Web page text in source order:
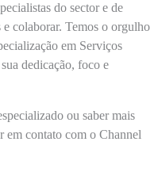
do sector e de
colaborar. Temos o orgulho
em Serviços
dedicação, foco e
ou saber mais
em contato com o Channel